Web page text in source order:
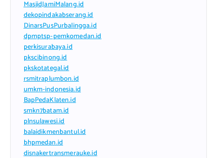
MasjidJamiMalang.id
dekopindakabserang.id
DinarsPusPurbalingga.id
dpmptsp-pemkomedan.id
perkisurabaya.id
pkscibinong.id
pkskotategal.id
rsmitraplumbon.id
umkm-indonesia.id
BapPedaKlaten.id
smkn7batam.id
plnsulawesi.id
balaidikmenbantul.id
bhpmedan.id
disnakertransmerauke.id